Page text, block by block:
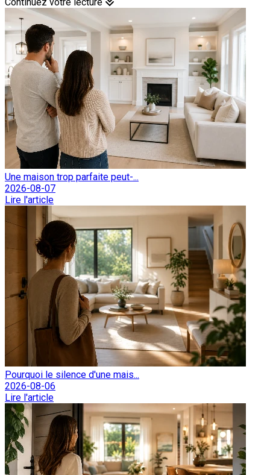
Une maison trop parfaite peut-...
2026-08-07
Lire l'article
Pourquoi le silence d'une mais...
2026-08-06
Lire l'article